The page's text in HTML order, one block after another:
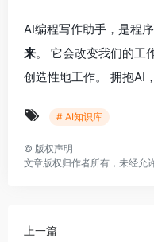
AI编程写作助手，是程
来。 它会改变我们的工
创造性地工作。 拥抱AI
# AI知识库
© 版权声明
文章版权归作者所有，未经允
上一篇